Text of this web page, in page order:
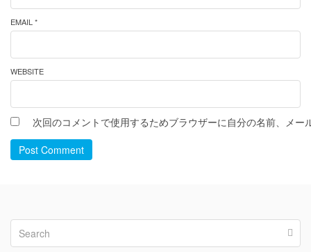
EMAIL *
WEBSITE
次回のコメントで使用するためブラウザーに自分の名前、メー
Post Comment